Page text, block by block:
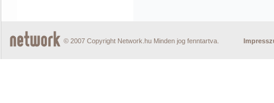
© 2007 Copyright Network.hu Minden jog fenntartva.